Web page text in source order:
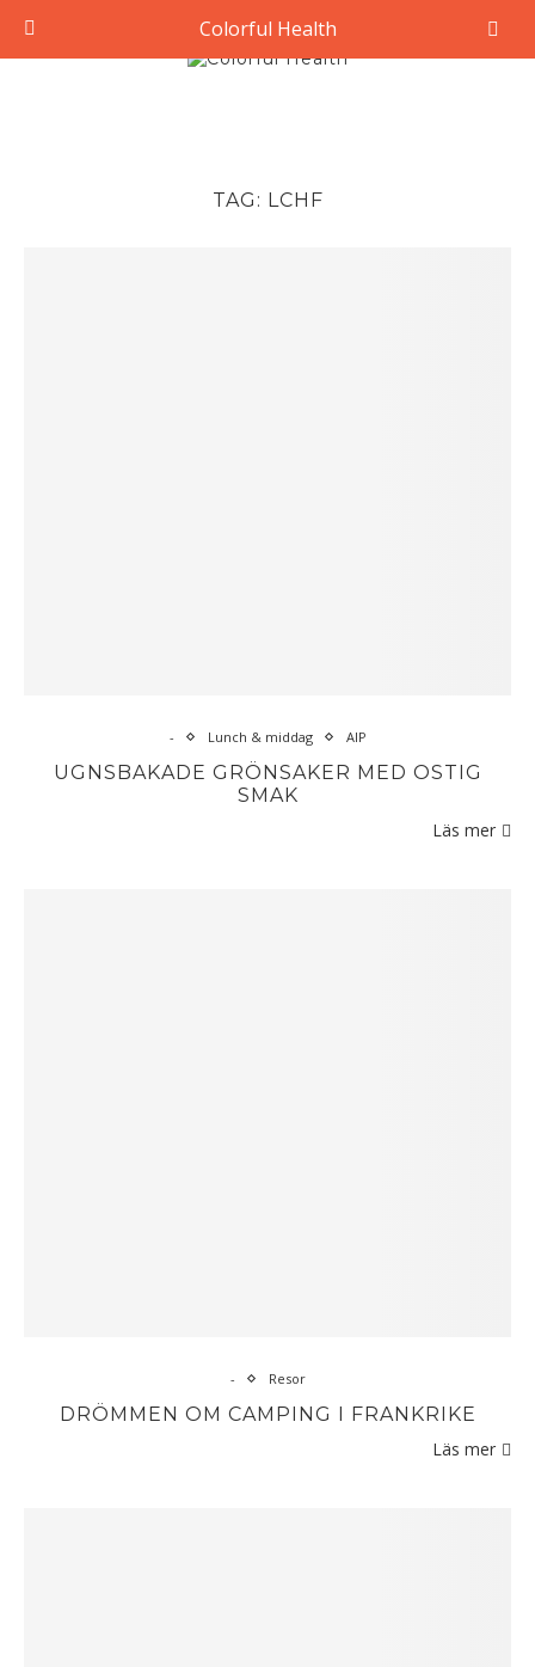
TAG: LCHF
- Lunch & middag AIP
UGNSBAKADE GRÖNSAKER MED OSTIG
SMAK
Läs mer
- Resor
DRÖMMEN OM CAMPING I FRANKRIKE
Läs mer
Colorful Health